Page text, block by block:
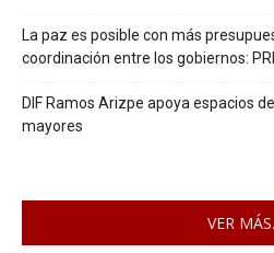
La paz es posible con más
coordinación entre los gobiernos: PRI
DIF Ramos Arizpe apoya espacios
mayores
VER